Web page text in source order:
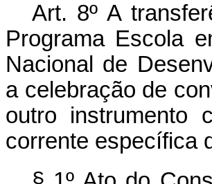
Art. 8º A
Programa Escola
Nacional de
a celebração de
outro instrumento
corrente específica